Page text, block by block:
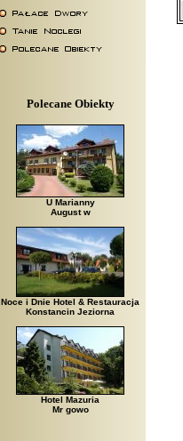
Polecane Obiekty
U Marianny
August w
Noce i Dnie Hotel & Restauracja
Konstancin Jeziorna
Hotel Mazuria
Mr gowo